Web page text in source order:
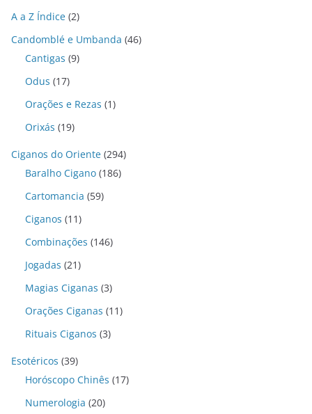
A a Z Índice (2)
Candomblé e Umbanda (46)
Cantigas (9)
Odus (17)
Orações e Rezas (1)
Orixás (19)
Ciganos do Oriente (294)
Baralho Cigano (186)
Cartomancia (59)
Ciganos (11)
Combinações (146)
Jogadas (21)
Magias Ciganas (3)
Orações Ciganas (11)
Rituais Ciganos (3)
Esotéricos (39)
Horóscopo Chinês (17)
Numerologia (20)